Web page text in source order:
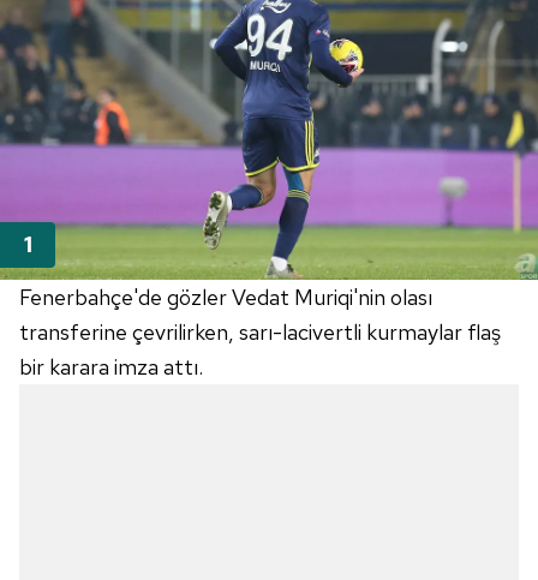
Fenerbahçe'de gözler Vedat Muriqi'nin olası
transferine çevrilirken, sarı-lacivertli kurmaylar flaş
bir karara imza attı.